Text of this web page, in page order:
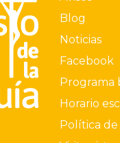
Blog
Noticias
Facebook
Programa
Horario
Política de